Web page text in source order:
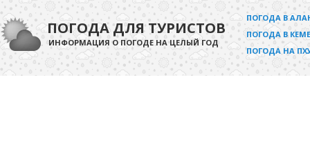
ПОГОДА ДЛЯ ТУРИСТОВ
ИНФОРМАЦИЯ О ПОГОДЕ НА ЦЕЛЫЙ ГОД
ПОГОДА В
ПОГОДА В
ПОГОДА НА